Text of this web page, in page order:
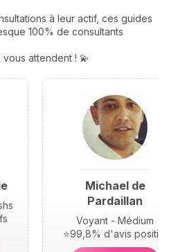
à leur actif, ces guides
100% de consultants
attendent ! 💫
Michael de
Pardaillan
Voyant - Médium
⭐99,8% d'avis positifs